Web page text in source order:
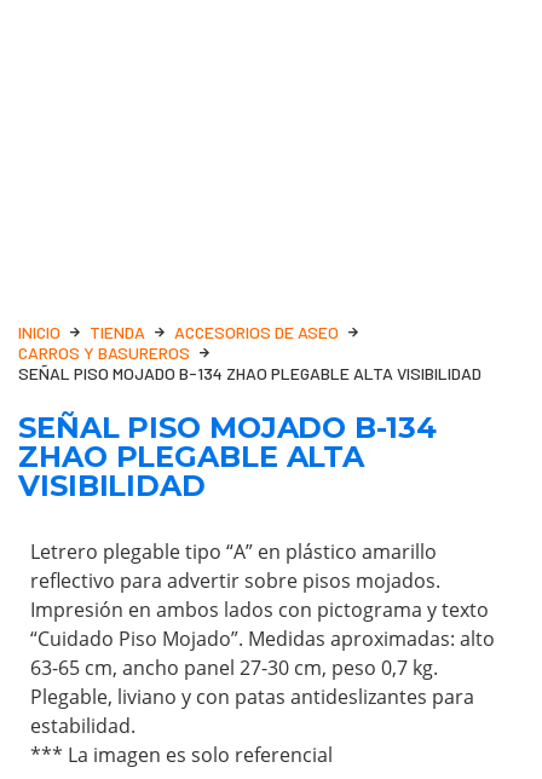
INICIO TIENDA
ACCESORIOS DE ASEO
CARROS Y BASUREROS
SEÑAL PISO MOJADO B-134 ZHAO PLEGABLE ALTA VISIBILIDAD
SEÑAL PISO MOJADO B-134
ZHAO PLEGABLE ALTA
VISIBILIDAD
Letrero plegable tipo “A” en plástico amarillo
reflectivo para advertir sobre pisos mojados.
Impresión en ambos lados con pictograma y texto
“Cuidado Piso Mojado”. Medidas aproximadas: alto
63-65 cm, ancho panel 27-30 cm, peso 0,7 kg.
Plegable, liviano y con patas antideslizantes para
estabilidad.
*** La imagen es solo referencial